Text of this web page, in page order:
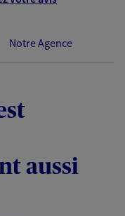
Notre Agence
aussi